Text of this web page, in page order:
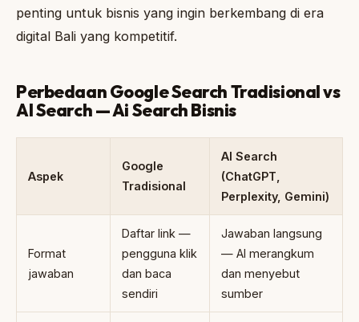
penting untuk bisnis yang ingin berkembang di era
digital Bali yang kompetitif.
Perbedaan Google Search Tradisional vs
AI Search — Ai Search Bisnis
Aspek
Google
Tradisional
AI Search
(ChatGPT,
Perplexity, Gemini)
Format
jawaban
Daftar link —
pengguna klik
dan baca
sendiri
Jawaban langsung
— AI merangkum
dan menyebut
sumber